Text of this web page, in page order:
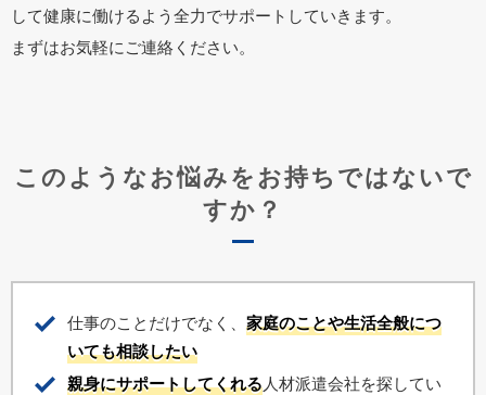
して健康に働けるよう全力でサポートしていきます。
まずはお気軽にご連絡ください。
このようなお悩みをお持ちではないで
すか？
仕事のことだけでなく、 家庭のことや生活全般につ
いても相談したい
親身にサポートしてくれる人材派遣会社を探してい